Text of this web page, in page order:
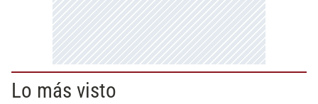
Lo más visto